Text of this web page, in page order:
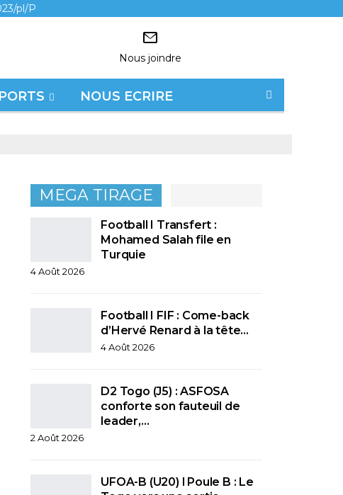
pl/P
Nous joindre
NOUS ECRIRE
MEGA TIRAGE
Football I Transfert :
Mohamed Salah file en
Turquie
4 Août 2026
Football I FIF : Come-back
d’Hervé Renard à la tête…
4 Août 2026
D2 Togo (J5) : ASFOSA
conforte son fauteuil de
leader,…
2 Août 2026
UFOA-B (U20) l Poule B : Le